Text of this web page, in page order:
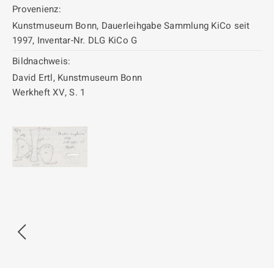
Provenienz:
Kunstmuseum Bonn, Dauerleihgabe Sammlung KiCo seit
1997, Inventar-Nr. DLG KiCo G
Bildnachweis:
David Ertl, Kunstmuseum Bonn
Werkheft XV, S. 1